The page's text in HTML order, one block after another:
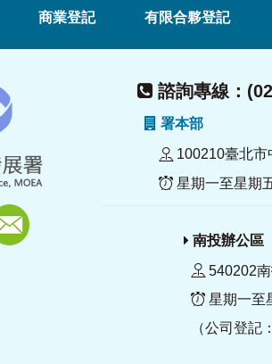
商業登記 有限合夥登記
諮詢專線：
署本部
100210臺北
星期一至星期
南投辦公區
540202
星期一至
（公司登記